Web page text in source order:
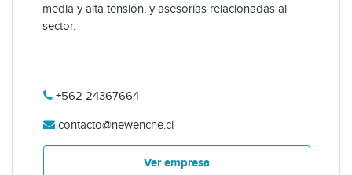
media y alta tensión, y asesorías relacionadas al
sector.
+562 24367664
contacto@newenche.cl
Ver empresa